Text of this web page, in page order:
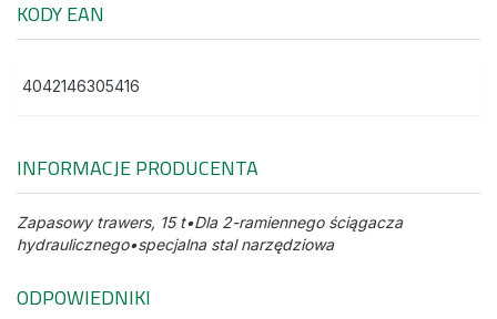
KODY EAN
4042146305416
INFORMACJE PRODUCENTA
Zapasowy trawers, 15 t•Dla 2-ramiennego ściągacza
hydraulicznego•specjalna stal narzędziowa
ODPOWIEDNIKI